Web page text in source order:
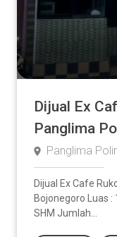
Dijual Ex
Panglima
Panglima
Dijual Ex Cafe
Bojonegoro Luas :
SHM Jumlah...